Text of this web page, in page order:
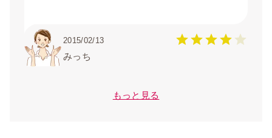
2015/02/13
みっち
もっと見る